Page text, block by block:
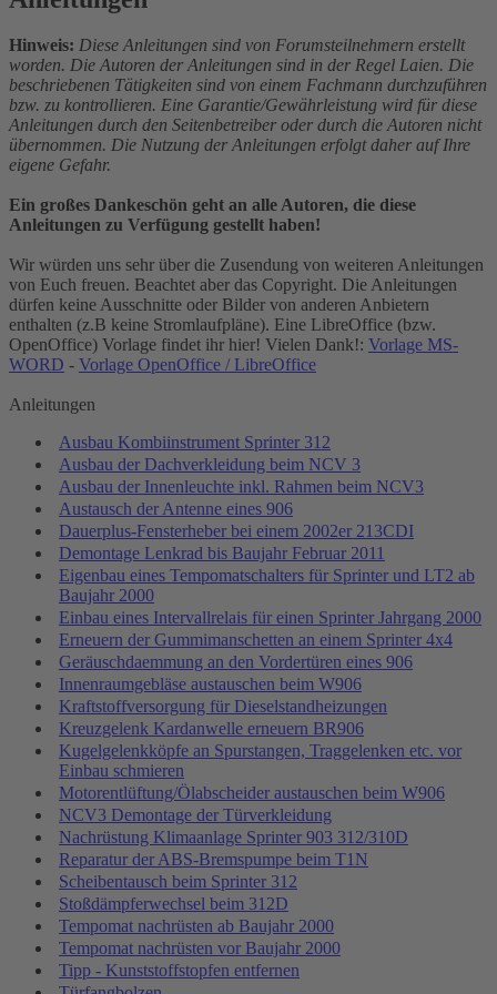
Hinweis: Diese Anleitungen sind von Forumsteilnehmern erstellt
worden. Die Autoren der Anleitungen sind in der Regel Laien. Die
beschriebenen Tätigkeiten sind von einem Fachmann durchzuführen
bzw. zu kontrollieren. Eine Garantie/Gewährleistung wird für diese
Anleitungen durch den Seitenbetreiber oder durch die Autoren nicht
übernommen. Die Nutzung der Anleitungen erfolgt daher auf Ihre
eigene Gefahr.
Ein großes Dankeschön geht an alle Autoren, die diese
Anleitungen zu Verfügung gestellt haben!
Wir würden uns sehr über die Zusendung von weiteren Anleitungen
von Euch freuen. Beachtet aber das Copyright. Die Anleitungen
dürfen keine Ausschnitte oder Bilder von anderen Anbietern
enthalten (z.B keine Stromlaufpläne). Eine LibreOffice (bzw.
OpenOffice) Vorlage findet ihr hier! Vielen Dank!: Vorlage MS-
WORD - Vorlage OpenOffice / LibreOffice
Anleitungen
Ausbau Kombiinstrument Sprinter 312
Ausbau der Dachverkleidung beim NCV 3
Ausbau der Innenleuchte inkl. Rahmen beim NCV3
Austausch der Antenne eines 906
Dauerplus-Fensterheber bei einem 2002er 213CDI
Demontage Lenkrad bis Baujahr Februar 2011
Eigenbau eines Tempomatschalters für Sprinter und LT2 ab
Baujahr 2000
Einbau eines Intervallrelais für einen Sprinter Jahrgang 2000
Erneuern der Gummimanschetten an einem Sprinter 4x4
Geräuschdaemmung an den Vordertüren eines 906
Innenraumgebläse austauschen beim W906
Kraftstoffversorgung für Dieselstandheizungen
Kreuzgelenk Kardanwelle erneuern BR906
Kugelgelenkköpfe an Spurstangen, Traggelenken etc. vor
Einbau schmieren
Motorentlüftung/Ölabscheider austauschen beim W906
NCV3 Demontage der Türverkleidung
Nachrüstung Klimaanlage Sprinter 903 312/310D
Reparatur der ABS-Bremspumpe beim T1N
Scheibentausch beim Sprinter 312
Stoßdämpferwechsel beim 312D
Tempomat nachrüsten ab Baujahr 2000
Tempomat nachrüsten vor Baujahr 2000
Tipp - Kunststoffstopfen entfernen